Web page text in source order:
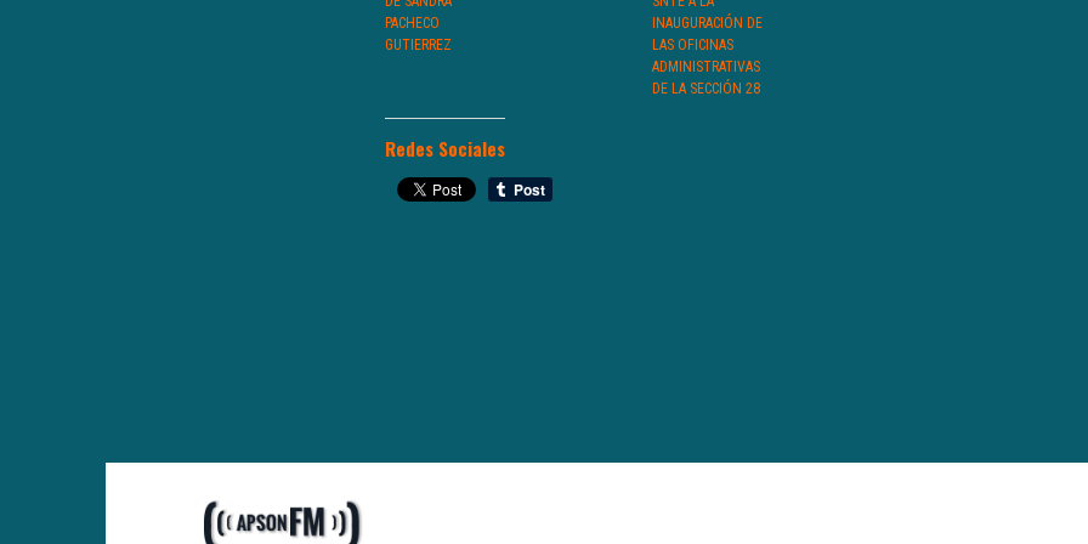
PACHECO
GUTIERREZ
INAUGURACIÓN DE
LAS OFICINAS
ADMINISTRATIVAS
DE LA SECCIÓN 28
Redes Sociales